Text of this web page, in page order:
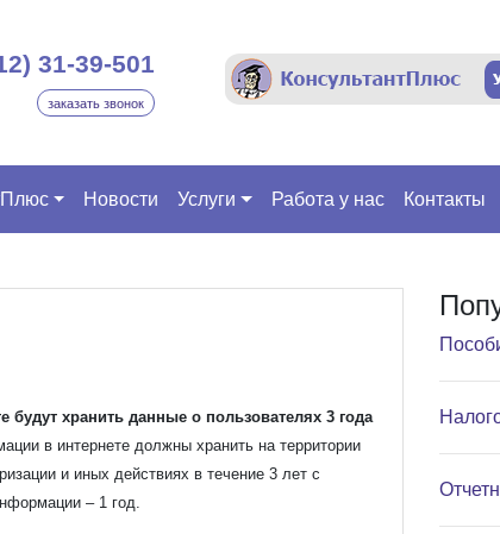
31-39-501
заказать звонок
Новости Услуги Работа у нас Контакты
хранить данные о пользователях 3 года
в интернете должны хранить на территории
и иных действиях в течение 3 лет с
– 1 год.